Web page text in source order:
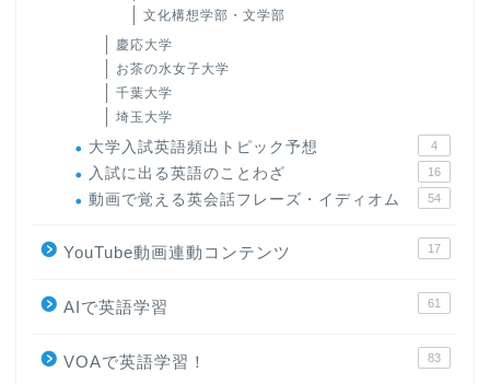
文化構想学部・文学部
慶応大学
お茶の水女子大学
千葉大学
埼玉大学
大学入試英語頻出トピック予想 4
入試に出る英語のことわざ 16
動画で覚える英会話フレーズ・イディオム 54
YouTube動画連動コンテンツ 17
AIで英語学習 61
VOAで英語学習！ 83